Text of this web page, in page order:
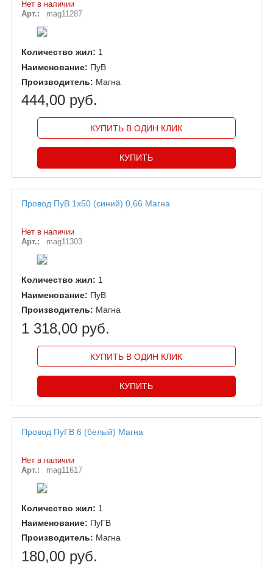
Нет в наличии
Арт.:
mag11287
Количество жил: 1
Наименование: ПуВ
Производитель: Магна
444,00 руб.
КУПИТЬ В ОДИН КЛИК
Провод ПуВ 1х50 (синий) 0,66 Магна
Нет в наличии
Арт.:
mag11303
Количество жил: 1
Наименование: ПуВ
Производитель: Магна
1 318,00 руб.
КУПИТЬ В ОДИН КЛИК
Провод ПуГВ 6 (белый) Магна
Нет в наличии
Арт.:
mag11617
Количество жил: 1
Наименование: ПуГВ
Производитель: Магна
180,00 руб.